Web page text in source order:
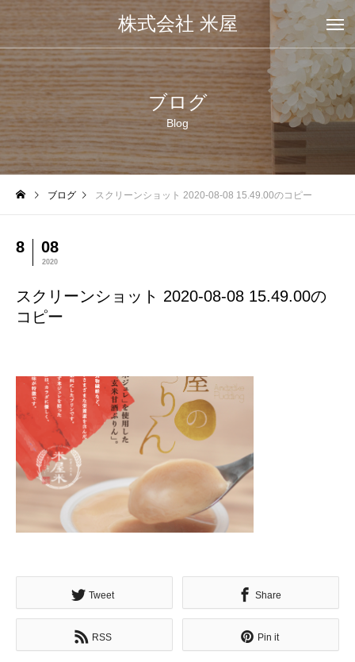
株式会社 米屋
ブログ
Blog
ブログ スクリーンショット 2020-08-08 15.49.00のコピー
8 08
2020
スクリーンショット 2020-08-08 15.49.00の
コピー
Tweet Share
RSS Pin it